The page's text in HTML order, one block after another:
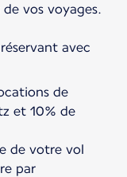
vos voyages.
avec
de
et 10% de
de votre vol
par